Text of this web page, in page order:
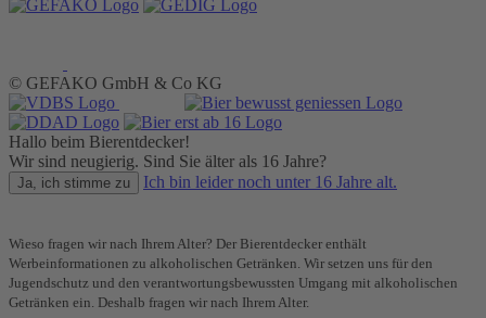
© GEFAKO GmbH & Co KG
Hallo beim Bierentdecker!
Wir sind neugierig. Sind Sie älter als 16 Jahre?
Ja, ich stimme zu Ich bin leider noch unter 16 Jahre alt.
Wieso fragen wir nach Ihrem Alter? Der Bierentdecker enthält
Werbeinformationen zu alkoholischen Getränken. Wir setzen uns für den
Jugendschutz und den verantwortungsbewussten Umgang mit alkoholischen
Getränken ein. Deshalb fragen wir nach Ihrem Alter.